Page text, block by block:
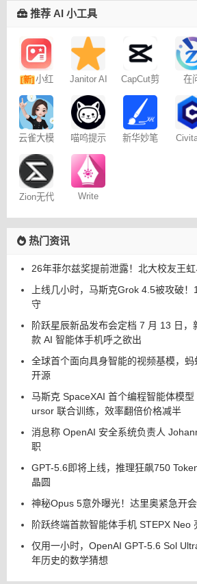
推荐 AI 小工具
[新]小红
记
Janitor AI
聊天
CapCut剪
在
云雀大模
喵呜提示
新华妙笔
Zion无代
Write
热门资讯
26年菲尔兹奖提前泄露！北大校友王
上线几小时，马斯克Grok 4.5被攻破
守
阶跃星辰新品发布会定档 7 月 13 日
款 AI 智能体手机呼之欲出
全球首个面向具身智能的视频基模，
开源
马斯克 SpaceXAI 首个编程智能体模
ursor 联合训练，效率翻倍价格减半
消息称 OpenAI 安全系统负责人
职
GPT-5.6即将上线，推理狂飙750
晶圆
神秘Opus 5意外曝光！达里奥紧急开会
阶跃终端首款智能体手机 STEPX Neo
仅用一小时，OpenAI GPT-5.6 Sol
年历史的数学猜想